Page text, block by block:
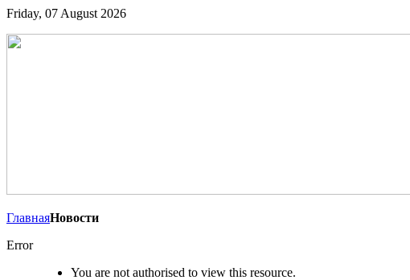
Friday, 07 August 2026
ГлавнаяНовости
Error
You are not authorised to view this resource.